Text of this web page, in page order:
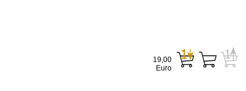
19,00
Euro